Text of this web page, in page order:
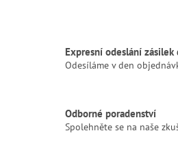
Expresní odeslání zásilek
Odesíláme v den
Odborné poradenství
Spolehněte se na naše